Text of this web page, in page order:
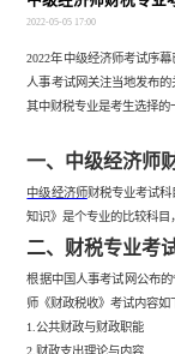
2022-05-05 17:00
2022年中级经济师考试序
人事考试网关注当地发布
其中财税专业是考生选择的
一、 中级经济师
中级经济师财税专业考试
知识》是个专业的比较科目
二、财税专业考
根据中国人事考试网公布的
师《财政税收》考试内容如
1.公共财政与财政职能
2.财政支出理论与内容